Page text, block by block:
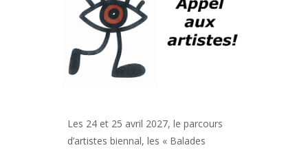
Les 24 et 25 avril 2027, le parcours
d’artistes biennal, les « Balades